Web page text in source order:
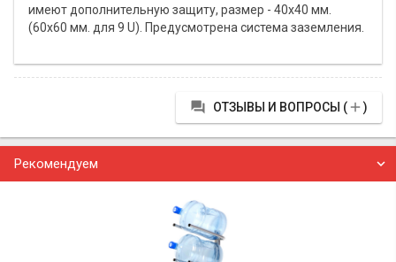
имеют дополнительную защиту, размер - 40х40 мм.
(60х60 мм. для 9 U). Предусмотрена система заземления.
 ОТЗЫВЫ И ВОПРОСЫ ()
Рекомендуем